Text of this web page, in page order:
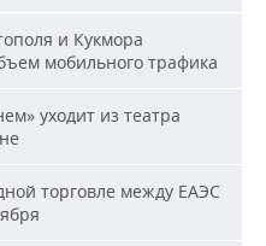
и Кукмора
мобильного трафика
уходит из театра
торговле между ЕАЭС